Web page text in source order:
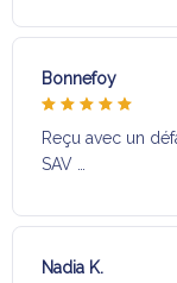
Bonnefoy
Reçu avec un
SAV …
Nadia K.